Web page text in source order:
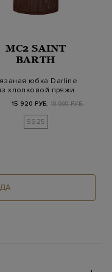
MC2 SAINT
BARTH
юбка Darline
хлопковой пряжи
15 920 РУБ. 19 900 РУБ.
SS25